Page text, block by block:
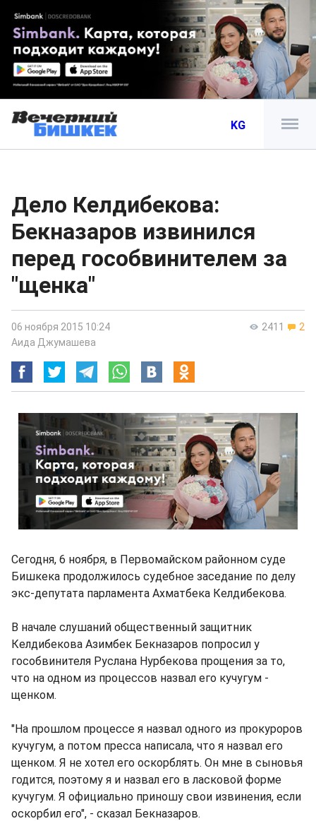
KG
Дело Келдибекова:
Бекназаров извинился
перед гособвинителем за
"щенка"
2411 2
06 ноября 2015 10:24
Аида Джумашева
Сегодня, 6 ноября, в Первомайском районном суде
Бишкека продолжилось судебное заседание по делу
экс-депутата парламента Ахматбека Келдибекова.
В начале слушаний общественный защитник
Келдибекова Азимбек Бекназаров попросил у
гособвинителя Руслана Нурбекова прощения за то,
что на одном из процессов назвал его кучугум -
щенком.
"На прошлом процессе я назвал одного из прокуроров
кучугум, а потом пресса написала, что я назвал его
щенком. Я не хотел его оскорблять. Он мне в сыновья
годится, поэтому я и назвал его в ласковой форме
кучугум. Я официально приношу свои извинения, если
оскорбил его", - сказал Бекназаров.